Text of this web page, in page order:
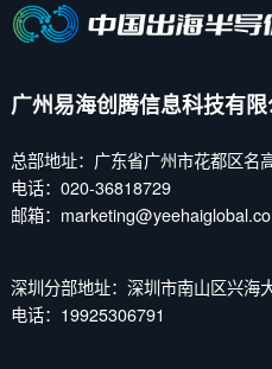
广州易海创腾信息科技有
总部地址：广东省广州市花都区名
电话：020-36818729
邮箱：
深圳分部地址：深圳市南山区兴海
电话：19925306791